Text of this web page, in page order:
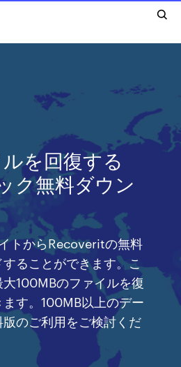
を回復する
ク無料ダウン
トからRecoveritの無料
ることができます。こ
100MBのファイルを復
す。100MB以上のデー
のご利用をご検討くだ